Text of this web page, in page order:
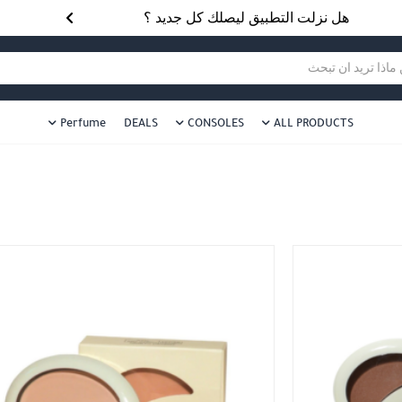
هل نزلت التطبيق ليصلك كل جديد ؟
تريد ان تبحث
ALL PRODUCTS
CONSOLES
DEALS
Perfume